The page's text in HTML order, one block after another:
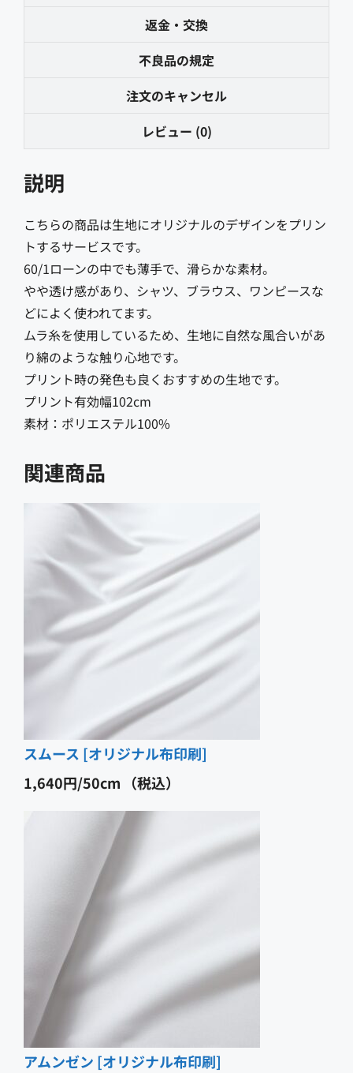
返金・交換
不良品の規定
注文のキャンセル
レビュー (0)
説明
こちらの商品は生地にオリジナルのデザインをプリン
トするサービスです。
60/1ローンの中でも薄手で、滑らかな素材。
やや透け感があり、シャツ、ブラウス、ワンピースな
どによく使われてます。
ムラ糸を使用しているため、生地に自然な風合いがあ
り綿のような触り心地です。
プリント時の発色も良くおすすめの生地です。
プリント有効幅102cm
素材：ポリエステル100%
関連商品
スムース [オリジナル布印刷]
1,640円 （税込）
アムンゼン [オリジナル布印刷]